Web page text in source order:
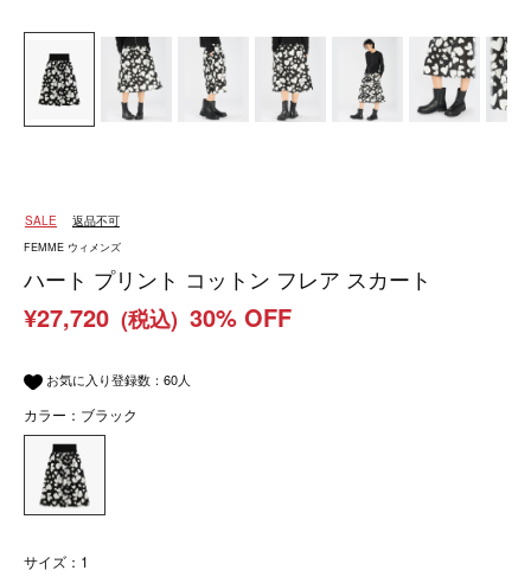
SALE 返品不可
FEMME ウィメンズ
ハート プリント コットン フレア スカート
¥27,720 (税込) 30% OFF
お気に入り登録数： 60人
カラー：ブラック
サイズ：1